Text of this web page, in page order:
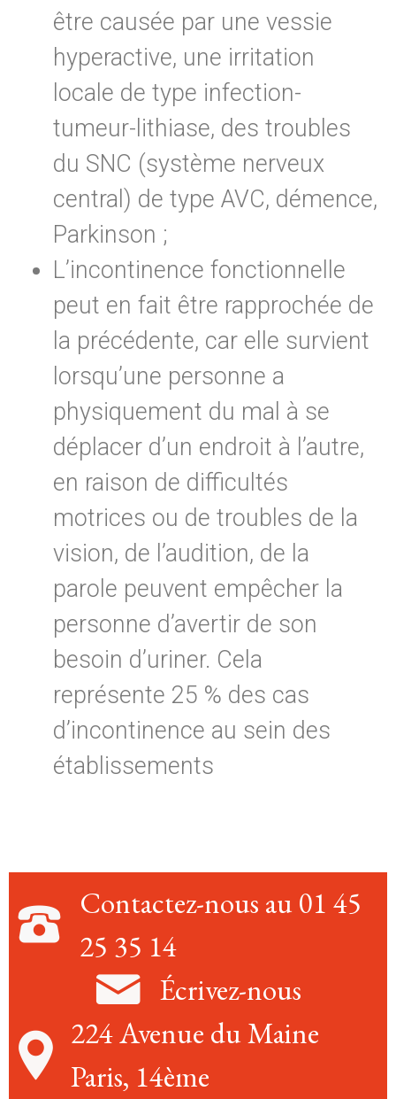
être causée par une vessie
hyperactive, une irritation
locale de type infection-
tumeur-lithiase, des troubles
du SNC (système nerveux
central) de type AVC, démence,
Parkinson ;
L’incontinence fonctionnelle
peut en fait être rapprochée de
la précédente, car elle survient
lorsqu’une personne a
physiquement du mal à se
déplacer d’un endroit à l’autre,
en raison de difficultés
motrices ou de troubles de la
vision, de l’audition, de la
parole peuvent empêcher la
personne d’avertir de son
besoin d’uriner. Cela
représente 25 % des cas
d’incontinence au sein des
établissements
Contactez-nous au 01 45
25 35 14
Écrivez-nous
224 Avenue du Maine
Paris, 14ème